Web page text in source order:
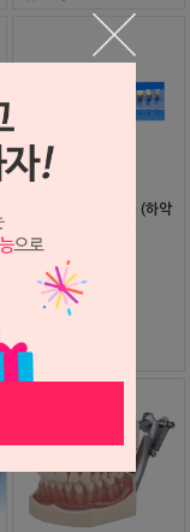
A50 프렙 치아 (EA) (하악
S1705005
11,000원